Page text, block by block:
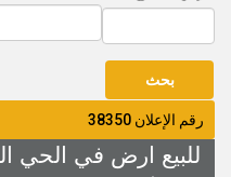
رقم الإعلان 38350
للبيع ارض في الحي